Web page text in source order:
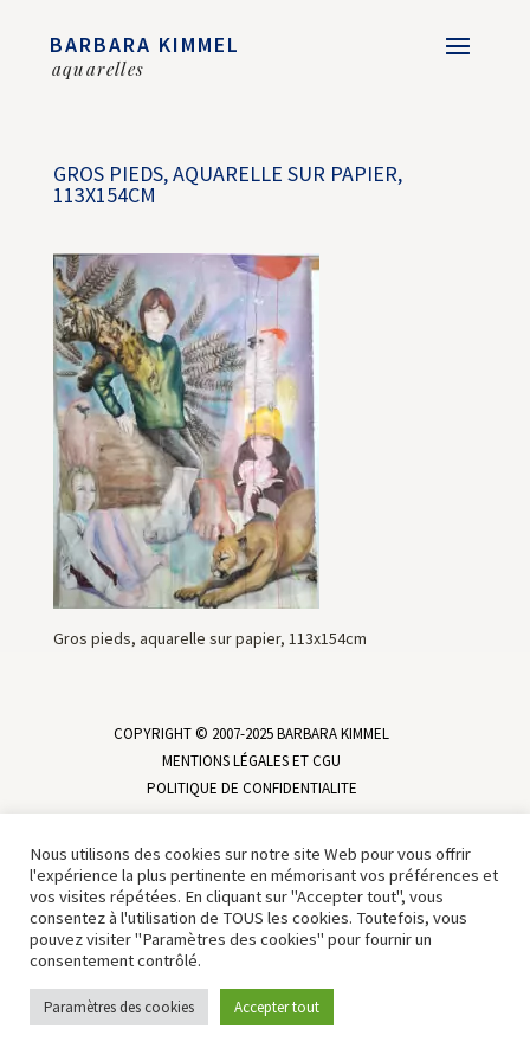
BARBARA KIMMEL
aquarelles
GROS PIEDS, AQUARELLE SUR PAPIER,
113X154CM
Gros pieds, aquarelle sur papier, 113x154cm
COPYRIGHT © 2007-2025 BARBARA KIMMEL
MENTIONS LÉGALES ET CGU
POLITIQUE DE CONFIDENTIALITE
Nous utilisons des cookies sur notre site Web pour vous offrir
l'expérience la plus pertinente en mémorisant vos préférences et
vos visites répétées. En cliquant sur "Accepter tout", vous
consentez à l'utilisation de TOUS les cookies. Toutefois, vous
pouvez visiter "Paramètres des cookies" pour fournir un
consentement contrôlé.
Paramètres des cookies Accepter tout